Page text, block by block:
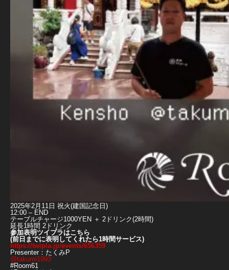
2025年2月11日 祝火(建国記念日)
12:00 – END
テーブルチャージ1000YEN ＋ 2ドリンク(2時間)
延長1時間 2ドリンク
参加表明ツイプラはこちら
(前日までに表明してくれたら1時間サービス)
https://twipla.jp/events/656359
Presenter：たくみP
@takumi1993
#Room61